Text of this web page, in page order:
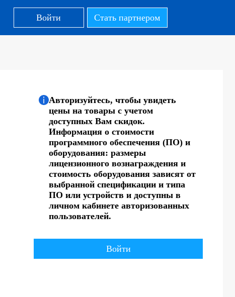
Войти Стать партнером
Авторизуйтесь, чтобы увидеть
цены на товары с учетом
доступных Вам скидок.
Информация о стоимости
программного обеспечения (ПО) и
оборудования: размеры
лицензионного вознаграждения и
стоимость оборудования зависят от
выбранной спецификации и типа
ПО или устройств и доступны в
личном кабинете авторизованных
пользователей.
Войти